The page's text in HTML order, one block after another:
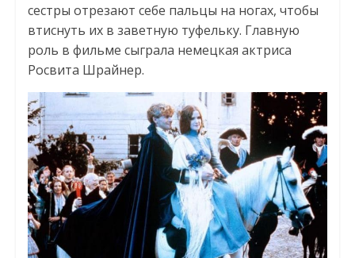
сестры отрезают себе пальцы на ногах, чтобы
втиснуть их в заветную туфельку. Главную
роль в фильме сыграла немецкая актриса
Росвита Шрайнер.